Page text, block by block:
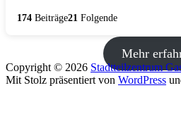
174 Beiträge21 Folgende
Mehr
Copyright © 2026 Stadtteilzentrum
Mit Stolz präsentiert von WordPress